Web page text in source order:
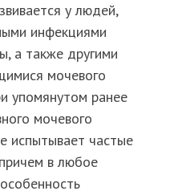
у людей,
инфекциями
а также другими
мочевого
упомянутом ранее
мочевого
испытывает частые
в любое